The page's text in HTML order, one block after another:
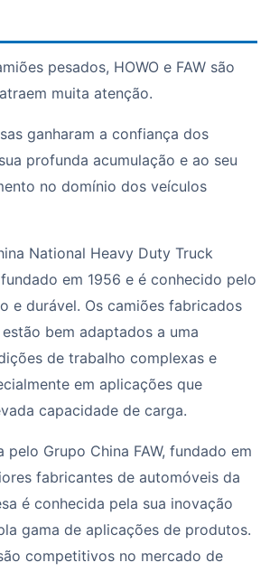
pesados, HOWO e FAW são
muita atenção.
ganharam a confiança dos
profunda acumulação e ao seu
no domínio dos veículos
National Heavy Duty Truck
em 1956 e é conhecido pelo
e durável. Os camiões fabricados
bem adaptados a uma
de trabalho complexas e
em aplicações que
capacidade de carga.
pelo Grupo China FAW, fundado em
fabricantes de automóveis da
é conhecida pela sua inovação
gama de aplicações de produtos.
competitivos no mercado de